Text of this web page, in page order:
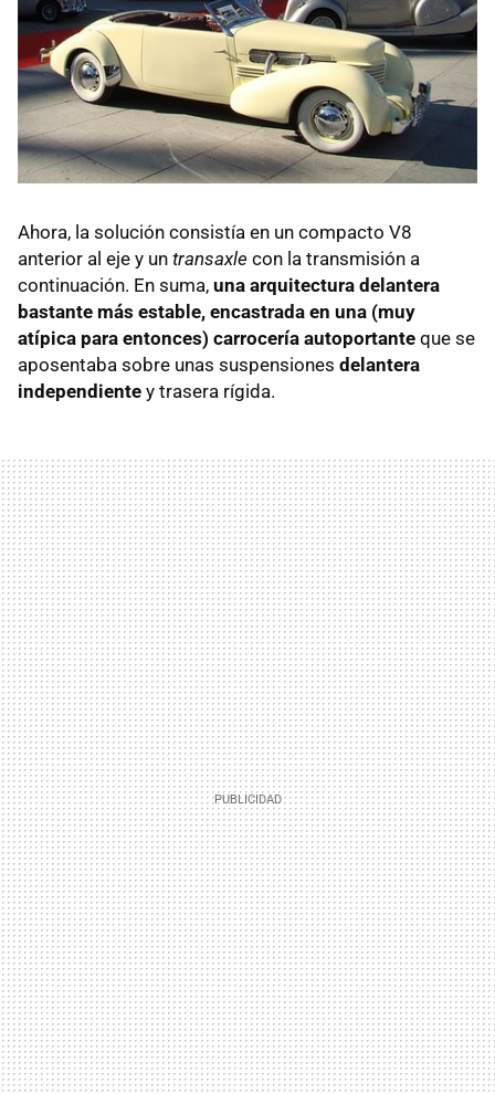
Ahora, la solución consistía en un compacto V8
anterior al eje y un transaxle con la transmisión a
continuación. En suma, una arquitectura delantera
bastante más estable, encastrada en una (muy
atípica para entonces) carrocería autoportante que se
aposentaba sobre unas suspensiones delantera
independiente y trasera rígida.